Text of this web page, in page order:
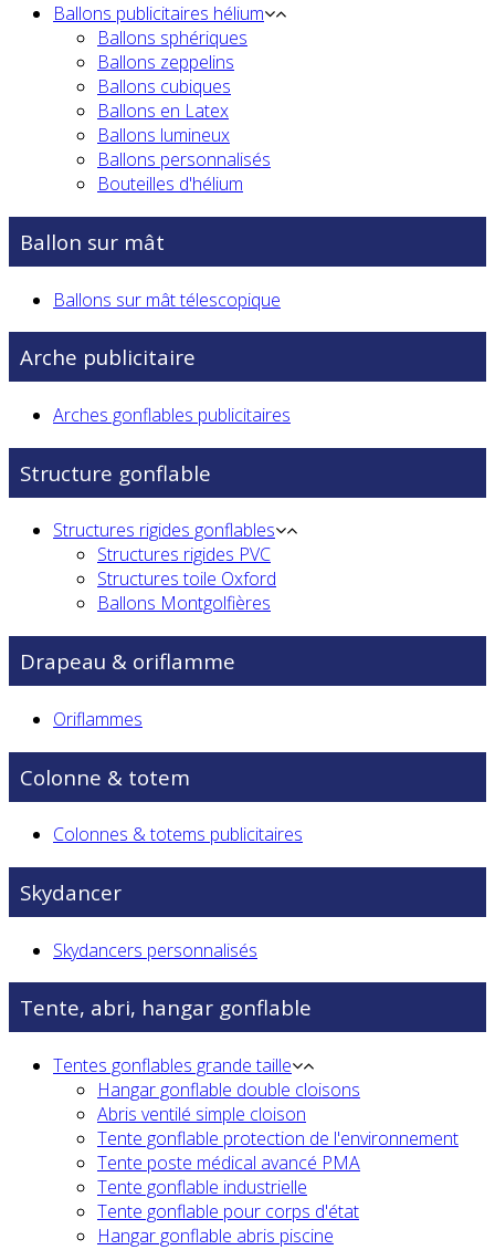
Ballons publicitaires hélium
Ballons sphériques
Ballons zeppelins
Ballons cubiques
Ballons en Latex
Ballons lumineux
Ballons personnalisés
Bouteilles d'hélium
Ballon sur mât
Ballons sur mât télescopique
Arche publicitaire
Arches gonflables publicitaires
Structure gonflable
Structures rigides gonflables
Structures rigides PVC
Structures toile Oxford
Ballons Montgolfières
Drapeau & oriflamme
Oriflammes
Colonne & totem
Colonnes & totems publicitaires
Skydancer
Skydancers personnalisés
Tente, abri, hangar gonflable
Tentes gonflables grande taille
Hangar gonflable double cloisons
Abris ventilé simple cloison
Tente gonflable protection de l'environnement
Tente poste médical avancé PMA
Tente gonflable industrielle
Tente gonflable pour corps d'état
Hangar gonflable abris piscine